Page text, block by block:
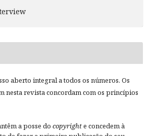
aberto integral a todos os números. Os
nesta revista concordam com os princípios
a posse do copyrighte concedem à